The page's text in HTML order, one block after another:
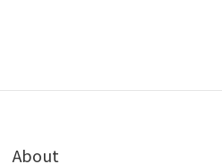
About